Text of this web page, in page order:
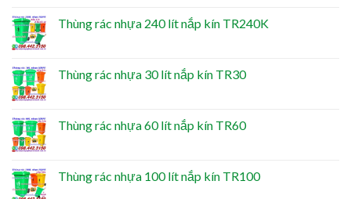
Thùng rác nhựa 240 lít nắp kín TR240K
Thùng rác nhựa 30 lít nắp kín TR30
Thùng rác nhựa 60 lít nắp kín TR60
Thùng rác nhựa 100 lít nắp kín TR100